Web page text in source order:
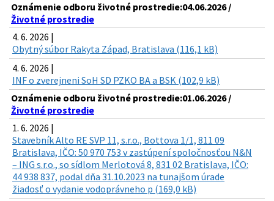
Oznámenie odboru životné prostredie:04.06.2026 /
Životné prostredie
4. 6. 2026 |
Obytný súbor Rakyta Západ, Bratislava (116,1 kB)
4. 6. 2026 |
INF o zverejneni SoH SD PZKO BA a BSK (102,9 kB)
Oznámenie odboru životné prostredie:01.06.2026 /
Životné prostredie
1. 6. 2026 |
Stavebník Alto RE SVP 11, s.r.o., Bottova 1/1, 811 09
Bratislava, IČO: 50 970 753 v zastúpení spoločnosťou N&N
– ING s.r.o., so sídlom Merlotová 8, 831 02 Bratislava, IČO:
44 938 837, podal dňa 31.10.2023 na tunajšom úrade
žiadosť o vydanie vodoprávneho p (169,0 kB)